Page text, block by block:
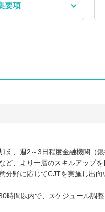
要項
え、週2～3日程度金融機関（
ど、より一層のスキルアップを
分野に応じてOJTを実施し出向
時間以内で、スケジュール調